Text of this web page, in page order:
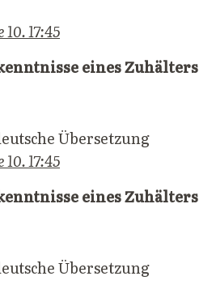
17:45
eines Zuhälters
Übersetzung
17:45
eines Zuhälters
Übersetzung